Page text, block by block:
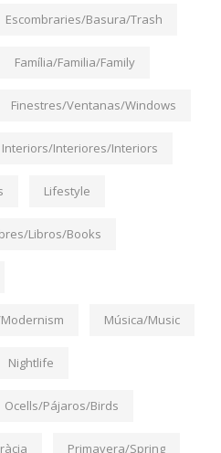
Escombraries/Basura/Trash
Família/Familia/Family
Finestres/Ventanas/Windows
Interiors/Interiores/Interiors
Lifestyle
Libros/Books
Música/Music
Nightlife
Ocells/Pájaros/Birds
Primavera/Spring